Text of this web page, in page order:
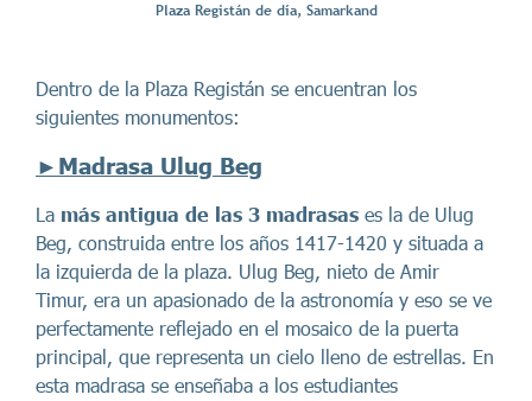
Plaza Registán de día, Samarkand
Dentro de la Plaza Registán se encuentran los
siguientes monumentos:
►Madrasa Ulug Beg
La más antigua de las 3 madrasas es la de Ulug
Beg, construida entre los años 1417-1420 y situada a
la izquierda de la plaza. Ulug Beg, nieto de Amir
Timur, era un apasionado de la astronomía y eso se ve
perfectamente reflejado en el mosaico de la puerta
principal, que representa un cielo lleno de estrellas. En
esta madrasa se enseñaba a los estudiantes